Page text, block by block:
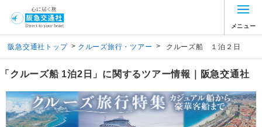
メニュー
阪急交通社トップ > クルーズ旅行・ツアー > クルーズ船 １泊２日
「クルーズ船 1泊2日」に関するツアー情報｜阪急交通社